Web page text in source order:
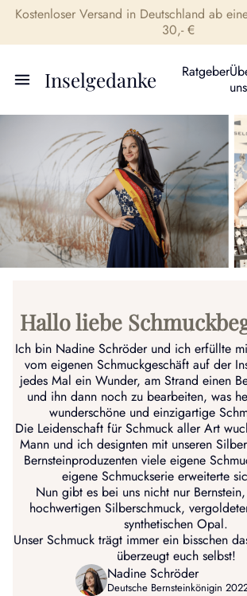
Kostenloser Versand in Deutschland ab
30,- €
Inselgedanke Ratgeber
uns
Hallo liebe
Ich bin Nadine Schröder und ich erfüllte
vom eigenen Schmuckgeschäft auf der
jedes Mal ein Wunder, am Strand einen
und ihn dann noch zu bearbeiten, was
wunderschöne und einzigartige
Die Leidenschaft für Schmuck aller Art
Mann und ich designten mit unseren
Bernsteinproduzenten viele eigene
eigene Schmuckserie erweiterte
Nun gibt es bei uns nicht nur
hochwertigen Silberschmuck,
synthetischen Opal.
Unser Schmuck trägt immer ein bisschen
überzeugt euch selbst!
Nadine Schröder
Deutsche Bernsteinkönigin